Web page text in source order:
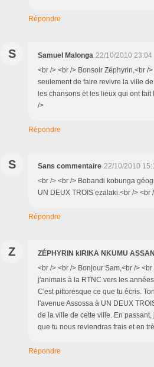
Répondre
S Samuel Malonga 22/10/2010 23:04
<br /> <br /> Bonsoir Zéphyrin,<br /
seulement de faire revivre la ville
les chansons et les lieux qui ont
/>
Répondre
S Sans commentaire 22/10/2010
<br /> <br /> Bobandi kobunga
UN DEUX TROIS ezalaki.<br /> <br
Répondre
Z ZÉPHYRIN kIRIKA NKUMU
<br /> <br /> Bonjour Sam,<br />
j'animais à la RTNC vers les
C'est pittoresque ce que tu écris.
l'avenue Assossa à UN DEUX
de la ville de cette ville. En
que tu nous reviendras frais et en
Répondre